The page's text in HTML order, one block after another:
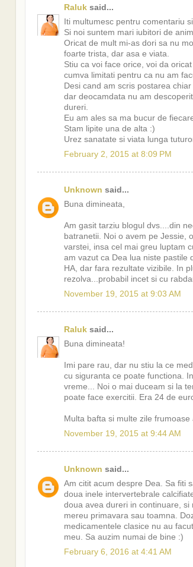
Raluk said...
Iti multumesc pentru comentariu
Si noi suntem mari iubitori de
Oricat de mult mi-as dori sa nu
foarte trista, dar asa e viata.
Stiu ca voi face orice, voi da
cumva limitati pentru ca nu am
Desi cand am scris postarea
dar deocamdata nu am
dureri.
Eu am ales sa ma bucur de
Stam lipite una de alta :)
Urez sanatate si viata lunga
February 2, 2015 at 8:09 PM
Unknown said...
Buna dimineata,
Am gasit tarziu blogul dvs....din
batranetii. Noi o avem pe Jessie,
varstei, insa cel mai greu luptam
am vazut ca Dea lua niste pastile
HA, dar fara rezultate vizibile. In
rezolva...probabil incet si cu
November 19, 2015 at 9:03 AM
Raluk said...
Buna dimineata!
Imi pare rau, dar nu stiu la ce
cu siguranta ce poate functiona.
vreme... Noi o mai duceam si la
poate face exercitii. Era 24 de
Multa bafta si multe zile frumoase
November 19, 2015 at 9:44 AM
Unknown said...
Am citit acum despre Dea. Sa fiti
doua inele intervertebrale
doua avea dureri in continuare,
mereu primavara sau toamna.
medicamentele clasice nu au
meu. Sa auzim numai de bine :)
February 6, 2016 at 4:41 AM